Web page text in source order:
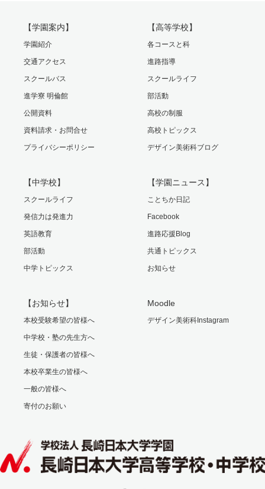
【学園案内】
学園紹介
交通アクセス
スクールバス
進学寮 明倫館
公開資料
資料請求・お問合せ
プライバシーポリシー
【高等学校】
各コースと科
進路指導
スクールライフ
部活動
高校の制服
高校トピックス
デザイン美術科ブログ
【中学校】
スクールライフ
発信力は発進力
英語教育
部活動
中学トピックス
【学園ニュース】
ことちか日記
Facebook
進路応援Blog
共通トピックス
お知らせ
【お知らせ】
本校受験希望の皆様へ
中学校・塾の先生方へ
生徒・保護者の皆様へ
本校卒業生の皆様へ
一般の皆様へ
寄付のお願い
Moodle
デザイン美術科Instagram